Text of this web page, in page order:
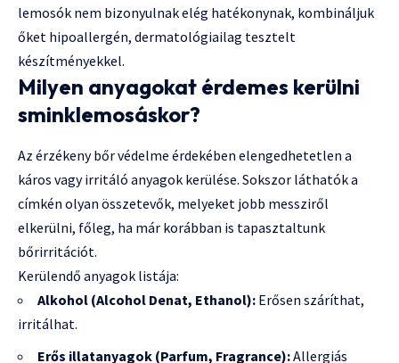
lemosók nem bizonyulnak elég hatékonynak, kombináljuk
őket hipoallergén, dermatológiailag tesztelt
készítményekkel.
Milyen anyagokat érdemes kerülni
sminklemosáskor?
Az érzékeny bőr védelme érdekében elengedhetetlen a
káros vagy irritáló anyagok kerülése. Sokszor láthatók a
címkén olyan összetevők, melyeket jobb messziről
elkerülni, főleg, ha már korábban is tapasztaltunk
bőrirritációt.
Kerülendő anyagok listája:
Alkohol (Alcohol Denat, Ethanol): Erősen száríthat,
irritálhat.
Erős illatanyagok (Parfum, Fragrance):Allergiás